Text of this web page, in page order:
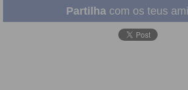
Partilhacom os teus